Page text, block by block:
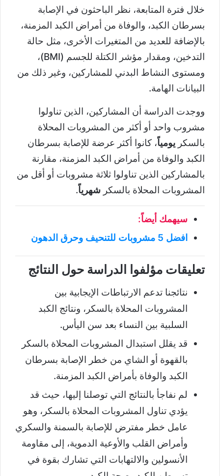
خلال فترة المتابعة، نظر الباحثون في الإصابة
بسرطان الكبد، والوفاة من أمراض الكبد المزمنة،
بالإضافة للعديد من المتغيرات الأخرى، مثل حالة
التدخين، ومقدار مؤشر الكتلة للجسم (BMI)،
ومستوى النشاط البدني للمشاركين، وغير ذلك من
البيانات الهامة.
ووجدت الدراسة أن المشاركين، الذين تناولوا
مشروب واحد أو أكثر من المشروبات المحلاة
بالسكر يومياً، كانوا أكثر عرضة للإصابة بسرطان
الكبد والوفاة من أمراض الكبد المزمنة، مقارنة
بالمشاركين الذين تناولوا ثلاثة مشروبات أو أقل من
المشروبات المحلاة بالسكر شهرياً.
سيهمك أيضاً:
افضل 5 مشروبات للتنحيف وحرق الدهون
تعليقات مؤلفوا الدراسة حول النتائج
نتائجنا تدعم الارتباطات الإيجابية بين
المشروبات المحلاة بالسكر، ونتائج الكبد
السلبية بين النساء بعد سن اليأس.
قد يقلل استبدال المشروبات المحلاة بالسكر
بالقهوة أو الشاي من خطر الإصابة بسرطان
الكبد والوفاة بأمراض الكبد المزمنة.
لم نفاجأ بالنتائج التي توصلنا إليها، حيث قد
يؤدي تناول المشروبات المحلاة بالسكر، وهو
عامل خطر مفترض للإصابة بالسمنة والسكري
وأمراض القلب والأوعية الدموية، إلى مقاومة
الأنسولين والالتهابات التي تشارك بقوة في